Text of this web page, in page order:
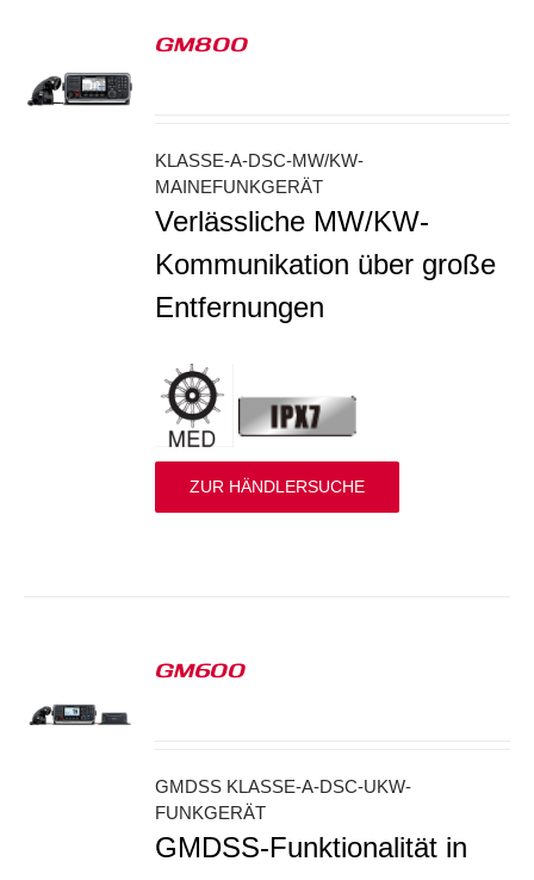
GM800
KLASSE-A-DSC-MW/KW-
MAINEFUNKGERÄT
Verlässliche MW/KW-
Kommunikation über große
Entfernungen
ZUR HÄNDLERSUCHE
GM600
GMDSS KLASSE-A-DSC-UKW-
FUNKGERÄT
GMDSS-Funktionalität in